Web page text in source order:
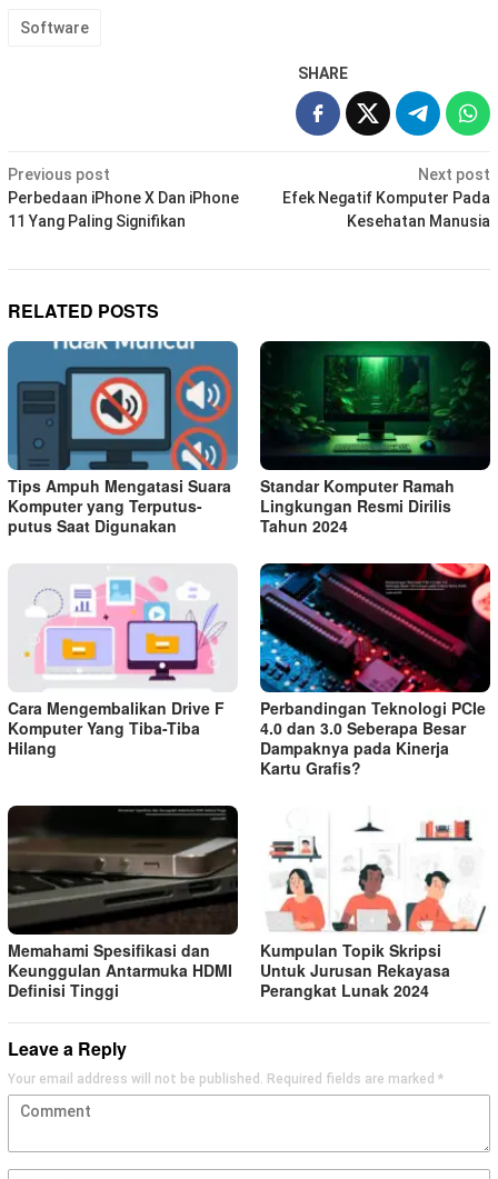
Software
SHARE
Post
navigation
Previous post
Perbedaan iPhone X Dan iPhone
11 Yang Paling Signifikan
Next post
Efek Negatif Komputer Pada
Kesehatan Manusia
RELATED POSTS
Tips Ampuh Mengatasi Suara
Komputer yang Terputus-
putus Saat Digunakan
Standar Komputer Ramah
Lingkungan Resmi Dirilis
Tahun 2024
Cara Mengembalikan Drive F
Komputer Yang Tiba-Tiba
Hilang
Perbandingan Teknologi PCIe
4.0 dan 3.0 Seberapa Besar
Dampaknya pada Kinerja
Kartu Grafis?
Memahami Spesifikasi dan
Keunggulan Antarmuka HDMI
Definisi Tinggi
Kumpulan Topik Skripsi
Untuk Jurusan Rekayasa
Perangkat Lunak 2024
Leave a Reply
Your email address will not be published. Required fields are marked *